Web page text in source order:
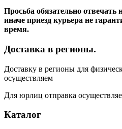
Просьба обязательно
иначе приезд курьера не
время.
Доставка в регионы.
Доставку в регионы для
осуществляем
Для юрлиц отправка
Каталог